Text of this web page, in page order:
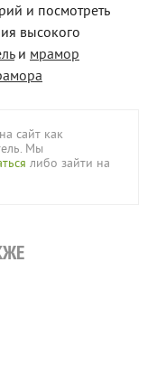
и посмотреть
высокого
и мрамор
сайт как
Мы
либо зайти на